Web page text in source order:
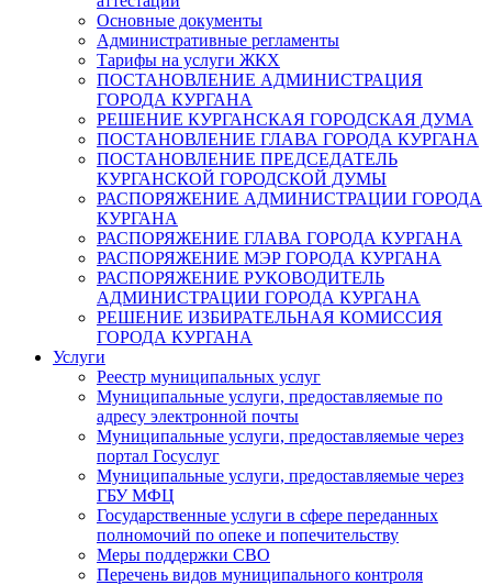
Основные документы
Административные регламенты
Тарифы на услуги ЖКХ
ПОСТАНОВЛЕНИЕ АДМИНИСТРАЦИЯ
ГОРОДА КУРГАНА
РЕШЕНИЕ КУРГАНСКАЯ ГОРОДСКАЯ ДУМА
ПОСТАНОВЛЕНИЕ ГЛАВА ГОРОДА КУРГАНА
ПОСТАНОВЛЕНИЕ ПРЕДСЕДАТЕЛЬ
КУРГАНСКОЙ ГОРОДСКОЙ ДУМЫ
РАСПОРЯЖЕНИЕ АДМИНИСТРАЦИИ ГОРОДА
КУРГАНА
РАСПОРЯЖЕНИЕ ГЛАВА ГОРОДА КУРГАНА
РАСПОРЯЖЕНИЕ МЭР ГОРОДА КУРГАНА
РАСПОРЯЖЕНИЕ РУКОВОДИТЕЛЬ
АДМИНИСТРАЦИИ ГОРОДА КУРГАНА
РЕШЕНИЕ ИЗБИРАТЕЛЬНАЯ КОМИССИЯ
ГОРОДА КУРГАНА
Услуги
Реестр муниципальных услуг
Муниципальные услуги, предоставляемые по
адресу электронной почты
Муниципальные услуги, предоставляемые через
портал Госуслуг
Муниципальные услуги, предоставляемые через
ГБУ МФЦ
Государственные услуги в сфере переданных
полномочий по опеке и попечительству
Меры поддержки СВО
Перечень видов муниципального контроля